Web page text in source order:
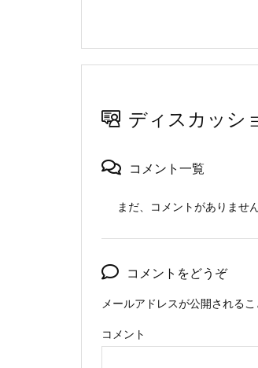
ディスカッシ
コメント一覧
まだ、コメントがありませ
コメントをどうぞ
メールアドレスが公開されるこ
コメント